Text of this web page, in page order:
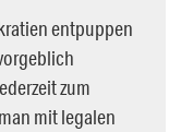
entpuppen
zum
mit legalen